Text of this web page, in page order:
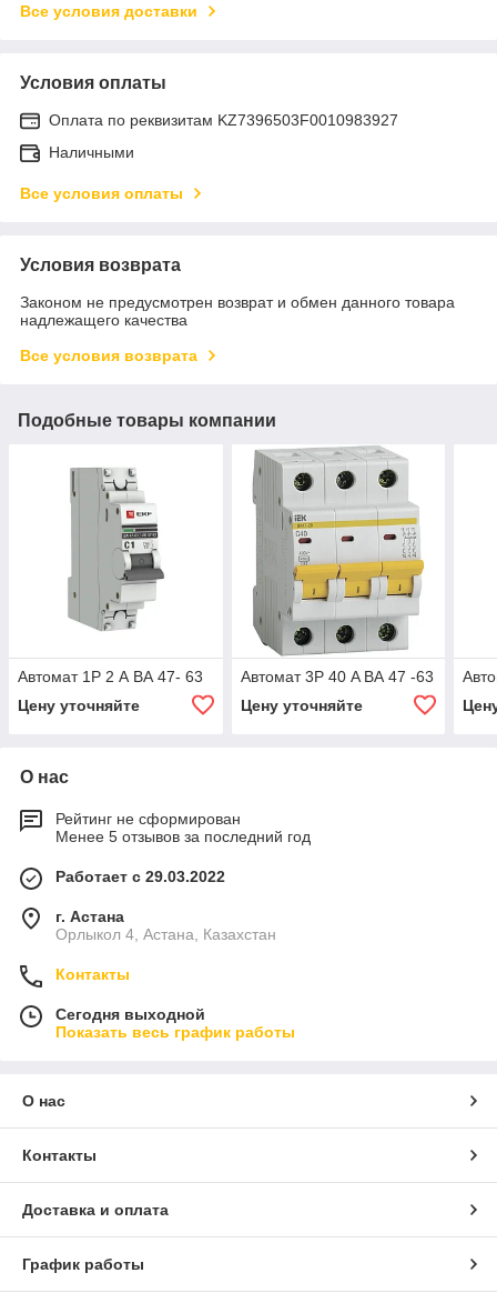
Все условия доставки
Условия оплаты
Оплата по реквизитам KZ7396503F0010983927
Наличными
Все условия оплаты
Условия возврата
Законом не предусмотрен возврат и обмен данного товара
надлежащего качества
Все условия возврата
Подобные товары компании
Автомат 1Р 2 А ВА 47- 63
Цену уточняйте
Автомат 3Р 40 A ВА 47 -63
Цену уточняйте
О нас
Рейтинг не сформирован
Менее 5 отзывов за последний год
Работает с 29.03.2022
г. Астана
Орлыкол 4, Астана, Казахстан
Контакты
Сегодня выходной
Показать весь график работы
О нас
Контакты
Доставка и оплата
График работы